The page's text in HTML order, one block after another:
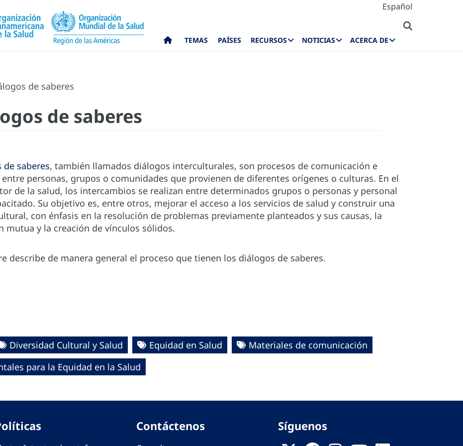
Español
TEMAS PAÍSES RECURSOS NOTICIAS ACERCA DE
de saberes
de saberes
de saberes, también llamados diálogos interculturales, son procesos de comunicación e
personas, grupos o comunidades que provienen de diferentes orígenes o culturas. En el
de la salud, los intercambios se realizan entre determinados grupos o personas y personal
Su objetivo es, entre otros, mejorar el acceso a los servicios de salud y construir una
con énfasis en la resolución de problemas previamente planteados y sus causas, la
mutua y la creación de vínculos sólidos.
describe de manera general el proceso que tienen los diálogos de saberes.
Diversidad Cultural y Salud Equidad en Salud
Materiales de comunicación
para la Equidad en la Salud
Contáctenos Síguenos